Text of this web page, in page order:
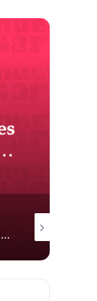
Expo Vega Real 2026 abre sus puertas con más de 150 empresas y convoca a consejo de gobierno – ACN (República Dominicana)